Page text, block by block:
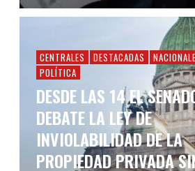
CENTRALES DESTACADAS
POLÍTICA
DESDE LAS 14 EL
DEBATE LA LEY DE
INVIOLABILIDAD DE LA
PROPIEDAD PRIVADA